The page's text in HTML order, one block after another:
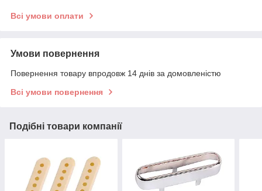
Всі умови оплати
Умови повернення
Повернення товару впродовж 14 днів за домовленістю
Всі умови повернення
Подібні товари компанії